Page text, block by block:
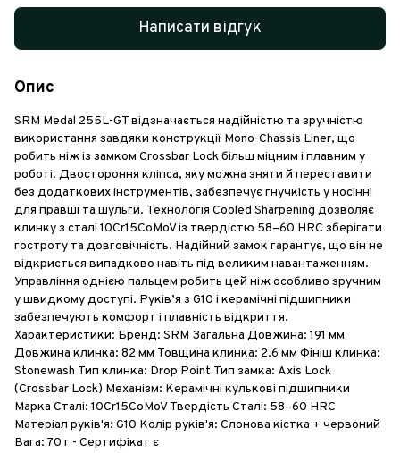
Написати відгук
Опис
SRM Medal 255L-GT відзначається надійністю та зручністю
використання завдяки конструкції Mono-Chassis Liner, що
робить ніж із замком Crossbar Lock більш міцним і плавним у
роботі. Двостороння кліпса, яку можна зняти й переставити
без додаткових інструментів, забезпечує гнучкість у носінні
для правші та шульги. Технологія Cooled Sharpening дозволяє
клинку з сталі 10Cr15CoMoV із твердістю 58–60 HRC зберігати
гостроту та довговічність. Надійний замок гарантує, що він не
відкриється випадково навіть під великим навантаженням.
Управління однією пальцем робить цей ніж особливо зручним
у швидкому доступі. Руків’я з G10 і керамічні підшипники
забезпечують комфорт і плавність відкриття.
Характеристики: Бренд: SRM Загальна Довжина: 191 мм
Довжина клинка: 82 мм Товщина клинка: 2.6 мм Фініш клинка:
Stonewash Тип клинка: Drop Point Тип замка: Axis Lock
(Crossbar Lock) Механізм: Керамічні кулькові підшипники
Марка Сталі: 10Cr15CoMoV Твердість Сталі: 58–60 HRC
Матеріал руків'я: G10 Колір руків'я: Слонова кістка + червоний
Вага: 70 г - Сертифікат є